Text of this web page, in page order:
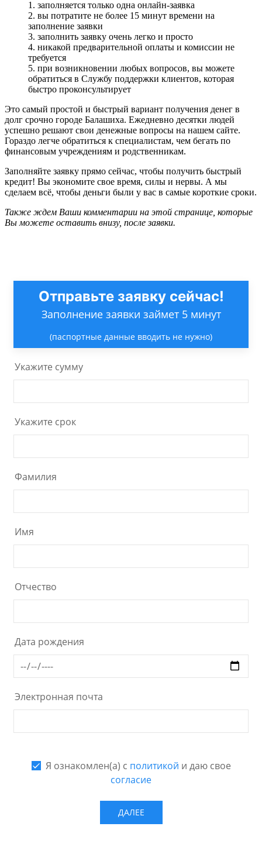
1. заполняется только одна онлайн-заявка
2. вы потратите не более 15 минут времени на
заполнение заявки
3. заполнить заявку очень легко и просто
4. никакой предварительной оплаты и комиссии не
требуется
5. при возникновении любых вопросов, вы можете
обратиться в Службу поддержки клиентов, которая
быстро проконсультирует
Это самый простой и быстрый вариант получения денег в
долг срочно городе Балашиха. Ежедневно десятки людей
успешно решают свои денежные вопросы на нашем сайте.
Гораздо легче обратиться к специалистам, чем бегать по
финансовым учреждениям и родственникам.
Заполняйте заявку прямо сейчас, чтобы получить быстрый
кредит! Вы экономите свое время, силы и нервы. А мы
сделаем всё, чтобы деньги были у вас в самые короткие сроки.
Также ждем Ваши комментарии на этой странице, которые
Вы можете оставить внизу, после заявки.